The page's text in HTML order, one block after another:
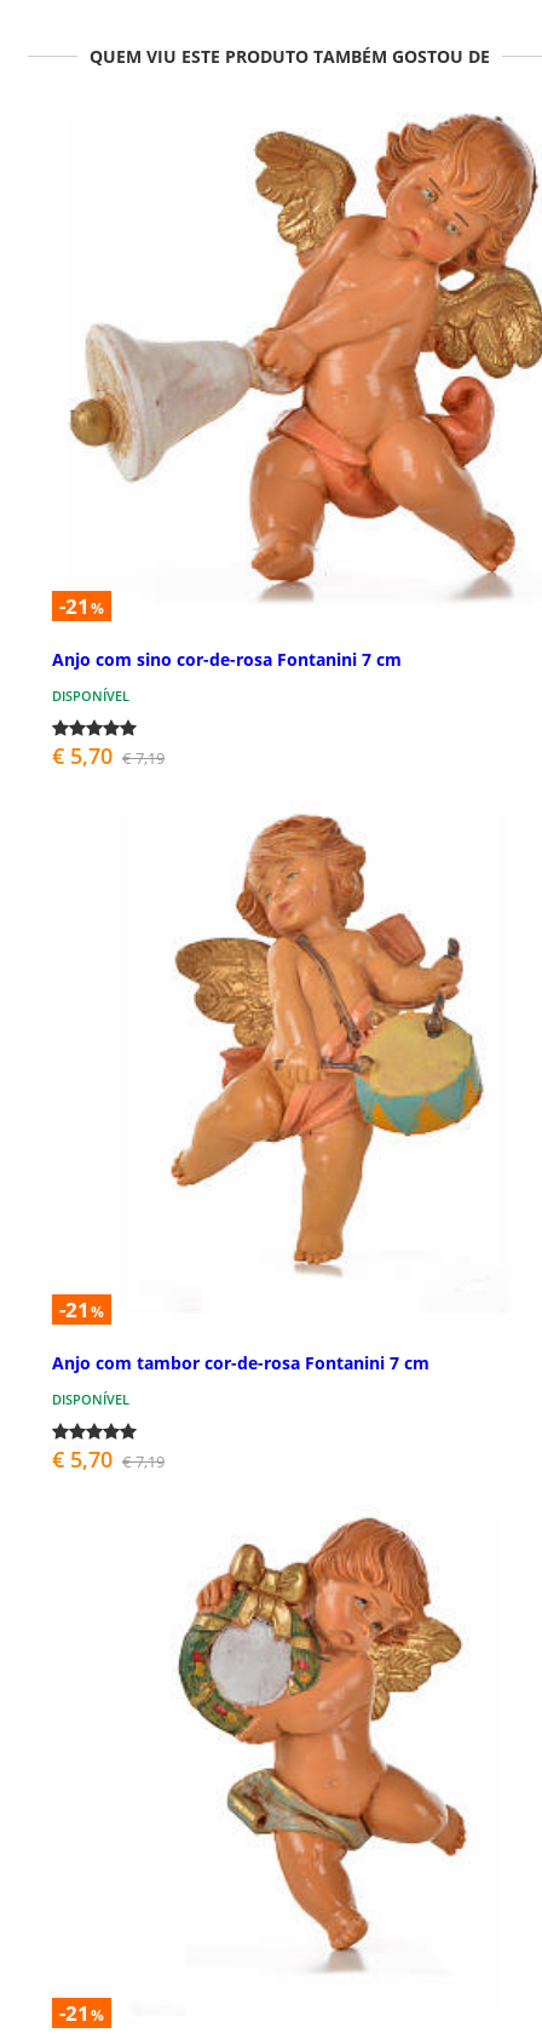
QUEM VIU ESTE PRODUTO TAMBÉM GOSTOU DE
-21 %
Anjo com sino cor-de-rosa Fontanini 7 cm
DISPONÍVEL
€ 5,70 € 7,19
-21 %
Anjo com tambor cor-de-rosa Fontanini 7 cm
DISPONÍVEL
€ 5,70 € 7,19
-21 %